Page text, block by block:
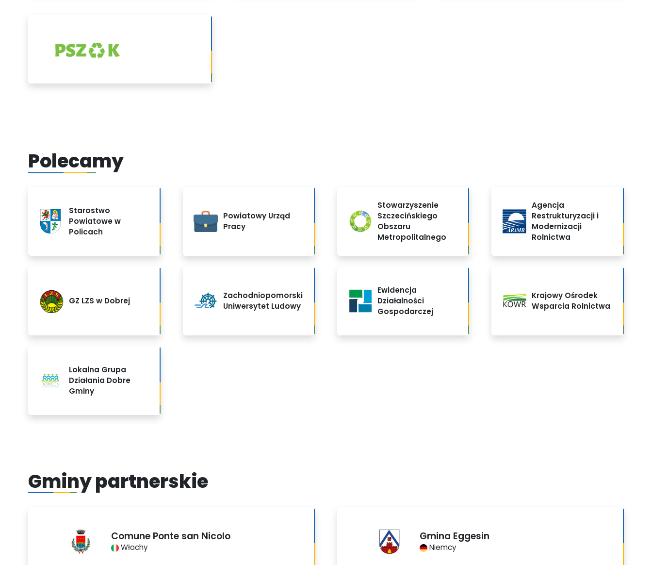
PSZOK
Polecamy
Starostwo
Powiatowe w
Policach
Powiatowy Urząd
Pracy
Stowarzyszenie
Szczecińskiego
Obszaru
Metropolitalnego
Agencja
Restrukturyzacji i
Modernizacji
Rolnictwa
GZ LZS w Dobrej
Zachodniopomorski
Uniwersytet Ludowy
Ewidencja
Działalności
Gospodarczej
Krajowy Ośrodek
Wsparcia Rolnictwa
Lokalna Grupa
Działania Dobre
Gminy
Gminy partnerskie
Comune Ponte san Nicolo
Włochy
Gmina Eggesin
Niemcy